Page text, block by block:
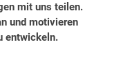
mit uns teilen.
und motivieren
entwickeln.